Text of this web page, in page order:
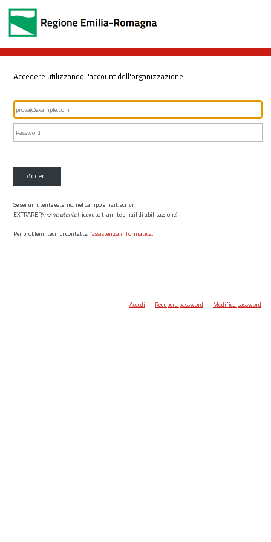
Accedere utilizzando l'account dell'organizzazione
Accedi
Se sei un utente esterno, nel campo email, scrivi
EXTRARER\nome utente(ricevuto tramite email di abilitazione)
Per problemi tecnici contatta l’assistenza informatica.
Accedi Recupera password Modifica password